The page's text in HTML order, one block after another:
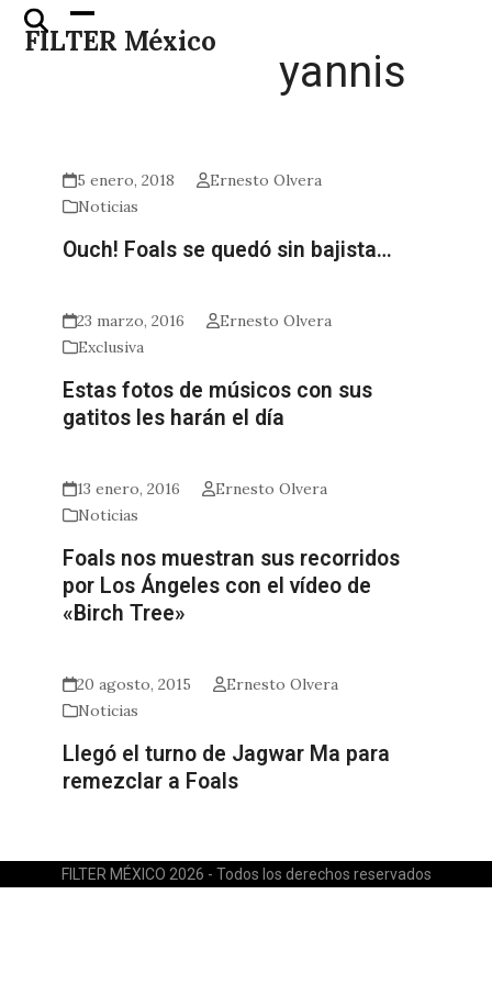
Skip
FILTER México
Open
mobile
Close
mobile
yannis
5 enero, 2018
Ernesto Olvera
Noticias
Ouch! Foals se quedó sin bajista…
23 marzo, 2016
Ernesto Olvera
Exclusiva
Estas fotos de músicos con sus
gatitos les harán el día
13 enero, 2016
Ernesto Olvera
Noticias
Foals nos muestran sus recorridos
por Los Ángeles con el vídeo de
«Birch Tree»
20 agosto, 2015
Ernesto Olvera
Noticias
Llegó el turno de Jagwar Ma para
remezclar a Foals
FILTER MÉXICO 2026 - Todos los derechos reservados